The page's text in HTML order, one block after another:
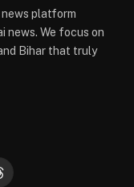
platform
news. We focus on
Bihar that truly